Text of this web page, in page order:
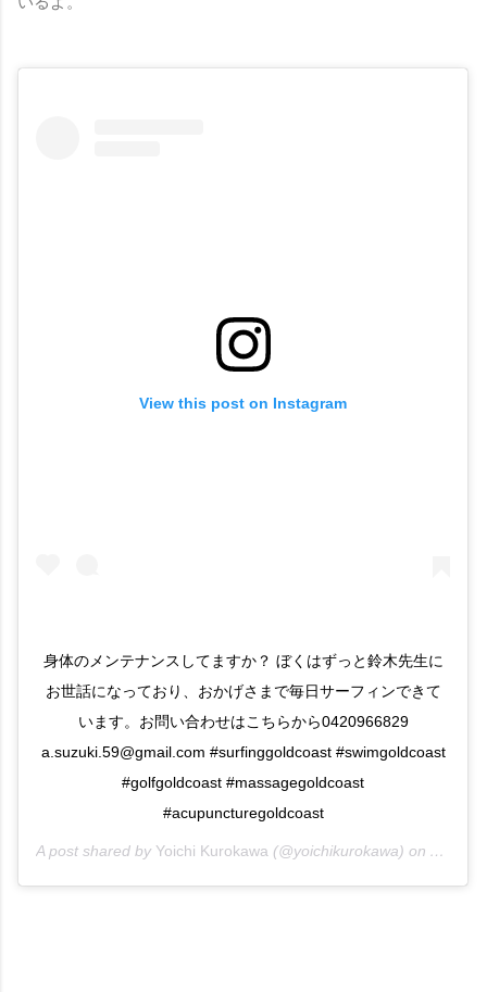
View this post on Instagram
身体のメンテナンスしてますか？ ぼくはずっと鈴木先生に
お世話になっており、おかげさまで毎日サーフィンできて
います。お問い合わせはこちらから0420966829
a.suzuki.59@gmail.com #surfinggoldcoast #swimgoldcoast
#golfgoldcoast #massagegoldcoast
#acupuncturegoldcoast
A post shared by Yoichi Kurokawa (@yoichikurokawa) on Apr 17,